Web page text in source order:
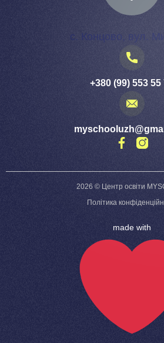
с. Концово, вул.
+380 (99) 553 55
2026 © Центр освіти
Політика
made with